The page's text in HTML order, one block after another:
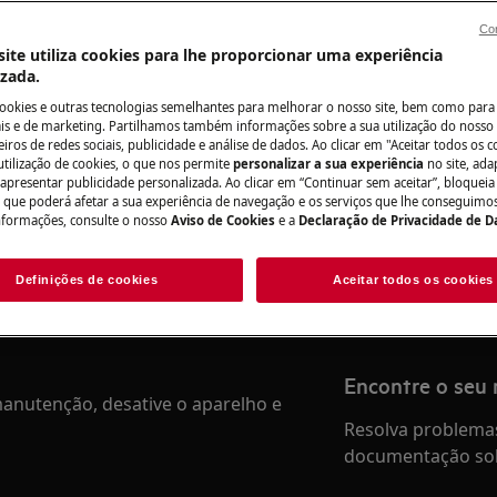
manual de utilizador do seu
ou manutenção.
desative o aparelho e
Para a loja
Precisa de
Não se
assistência
Marcar serviço
Encontre o
Resolva
documentação
utiliza cookies para lhe proporcionar uma experiência
e outras tecnologias semelhantes para melhorar o nosso site, bem como
e de marketing. Partilhamos também informações sobre a sua utilização do nosso
de redes sociais, publicidade e análise de dados. Ao clicar em "Aceitar todos os
de cookies, o que nos permite personalizar a sua experiência no site,
publicidade personalizada. Ao clicar em “Continuar sem aceitar”,
que poderá afetar a sua experiência de navegação e os serviços que lhe
consulte o nosso Aviso de Cookies e a Declaração de Privacidade de
Definições de cookies Aceitar todos os cookies